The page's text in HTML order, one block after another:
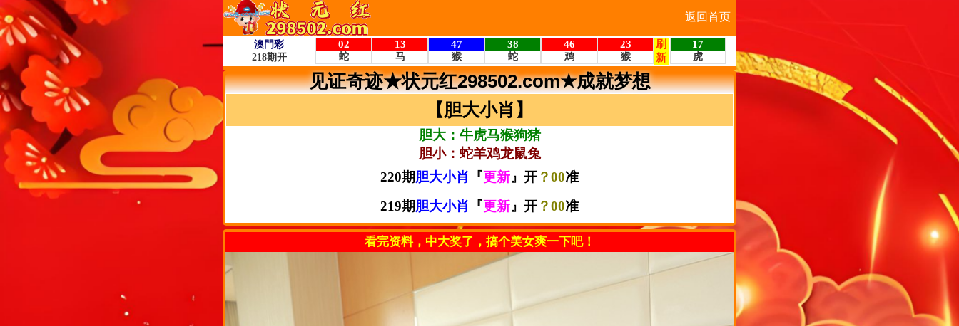
返回首页
见证奇迹★状元红298502.com★成就梦想
【胆大小肖】
胆大：牛虎马猴狗猪
胆小：蛇羊鸡龙鼠兔
220期胆大小肖 『更新』开 ？00准
219期胆大小肖 『更新』开 ？00准
看完资料，中大奖了，搞个美女爽一下吧！